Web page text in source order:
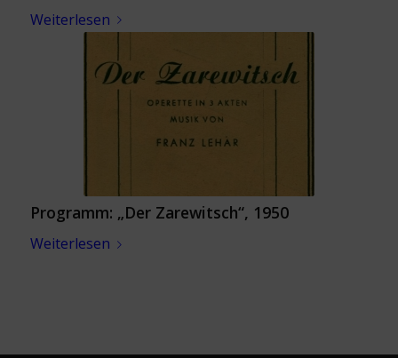
Weiterlesen
Programm: „Der Zarewitsch“, 1950
Weiterlesen